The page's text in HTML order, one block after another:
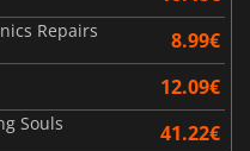
Repairs 8.99€
12.09€
Souls 41.22€